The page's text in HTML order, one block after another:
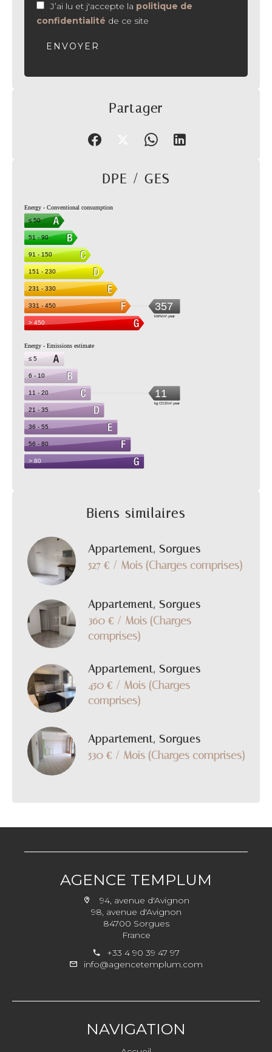
J’ai lu et j'accepte la politique de
confidentialité de ce site
ENVOYER
Partager
DPE / GES
Biens similaires
Appartement, Sorgues
527 € / Mois (Charges comprises)
Appartement, Sorgues
360 € / Mois (Charges
comprises)
Appartement, Sorgues
450 € / Mois (Charges
comprises)
Appartement, Sorgues
530 € / Mois (Charges comprises)
AGENCE TEMPLUM
94, avenue d'Avignon
98, avenue d'Avignon
84700 Sorgues
France
+33 4 90 39 47 97
info@agencetemplum.com
NAVIGATION